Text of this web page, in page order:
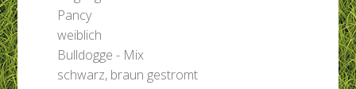
Pancy
weiblich
Bulldogge - Mix
schwarz, braun gestromt